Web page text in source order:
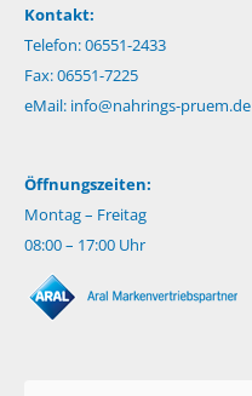
Kontakt:
Telefon: 06551-2433
Fax: 06551-7225
eMail: info@nahrings-pruem.de
Öffnungszeiten:
Montag – Freitag
08:00 – 17:00 Uhr